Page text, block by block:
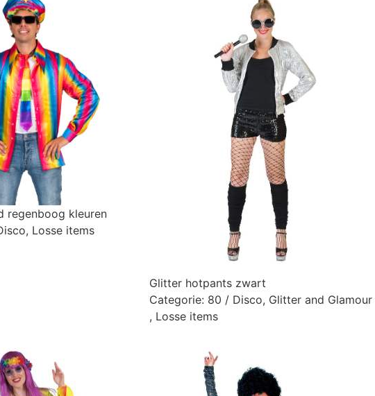
regenboog kleuren
, Losse items
Glitter hotpants zwart
Categorie: 80 / Disco, Glitter and Glamour
, Losse items